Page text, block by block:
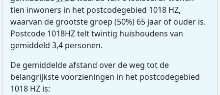
tien inwoners in het postcodegebied 1018 HZ,
waarvan de grootste groep (50%) 65 jaar of ouder is.
Postcode 1018HZ telt twintig huishoudens van
gemiddeld 3,4 personen.
De gemiddelde afstand over de weg tot de
belangrijkste voorzieningen in het postcodegebied
1018 HZ is: